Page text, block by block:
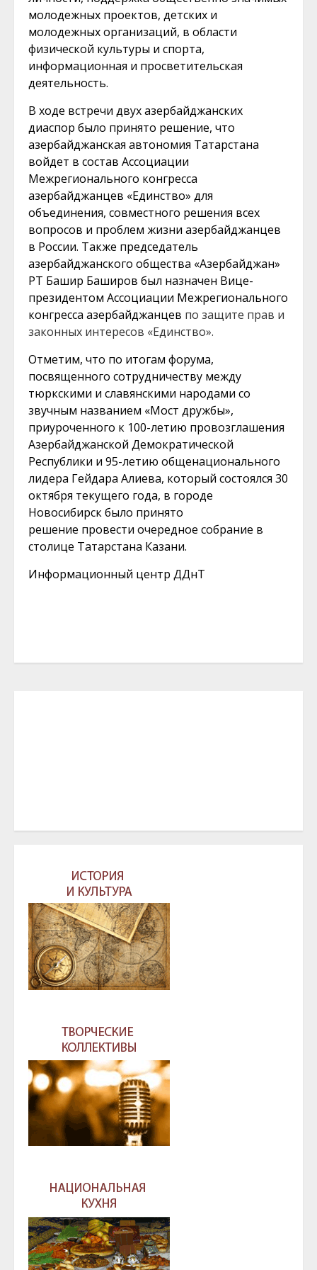
молодежных проектов, детских и
молодежных организаций, в области
физической культуры и спорта,
информационная и просветительская
деятельность.
В ходе встречи двух азербайджанских
диаспор было принято решение, что
азербайджанская автономия Татарстана
войдет в состав Ассоциации
Межрегионального конгресса
азербайджанцев «Единство» для
объединения, совместного решения всех
вопросов и проблем жизни азербайджанцев
в России. Также председатель
азербайджанского общества «Азербайджан»
РТ Башир Баширов был назначен Вице-
президентом Ассоциации Межрегионального
конгресса азербайджанцев по защите прав и
законных интересов «Единство».
Отметим, что по итогам форума,
посвященного сотрудничеству между
тюркскими и славянскими народами со
звучным названием «Мост дружбы»,
приуроченного к 100-летию провозглашения
Азербайджанской Демократической
Республики и 95-летию общенационального
лидера Гейдара Алиева, который состоялся 30
октября текущего года, в городе
Новосибирск было принято
решение провести очередное собрание в
столице Татарстана Казани.
Информационный центр ДДнТ